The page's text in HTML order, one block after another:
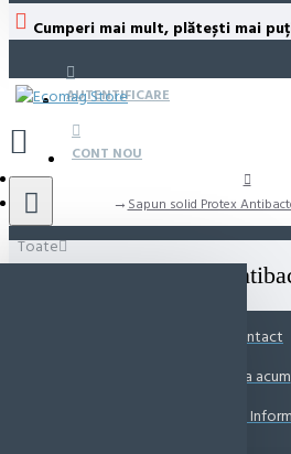
Cumperi mai mult, plătești mai
AUTENTIFICARE
CONT NOU
Toate
Sapun solid Protex
Sapun solid Protex
Contact
Suna acum
Solicita